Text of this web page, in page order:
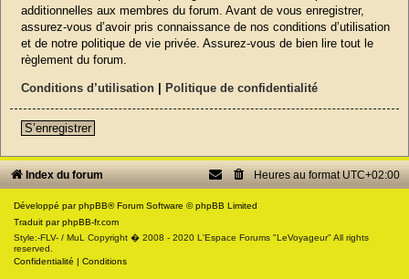
additionnelles aux membres du forum. Avant de vous enregistrer,
assurez-vous d’avoir pris connaissance de nos conditions d’utilisation
et de notre politique de vie privée. Assurez-vous de bien lire tout le
règlement du forum.
Conditions d’utilisation Politique de confidentialité
S’enregistrer
Index du forum Heures au format UTC+02:00
Développé parphpBB® Forum Software © phpBB Limited
Traduit parphpBB-fr.com
Style:-FLV- / MuL Copyright � 2008 - 2020 L'Espace Forums "LeVoyageur" All rights
reserved.
Confidentialité
Conditions